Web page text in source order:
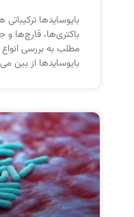
بایوسایدها ترکیباتی
باکتری‌ها، قارچ‌ها
مطلب به بررسی
بایوسایدها از بین